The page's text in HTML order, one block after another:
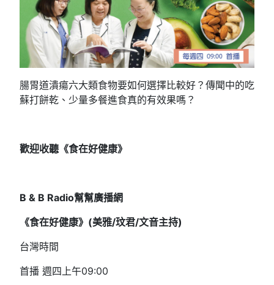
腸胃道潰瘍六大類食物要如何選擇比較好？傳聞中的吃
蘇打餅乾、少量多餐進食真的有效果嗎？
歡迎收聽《食在好健康》
B & B Radio幫幫廣播網
《食在好健康》(美雅/玟君/文音主持)
台灣時間
首播 週四上午09:00